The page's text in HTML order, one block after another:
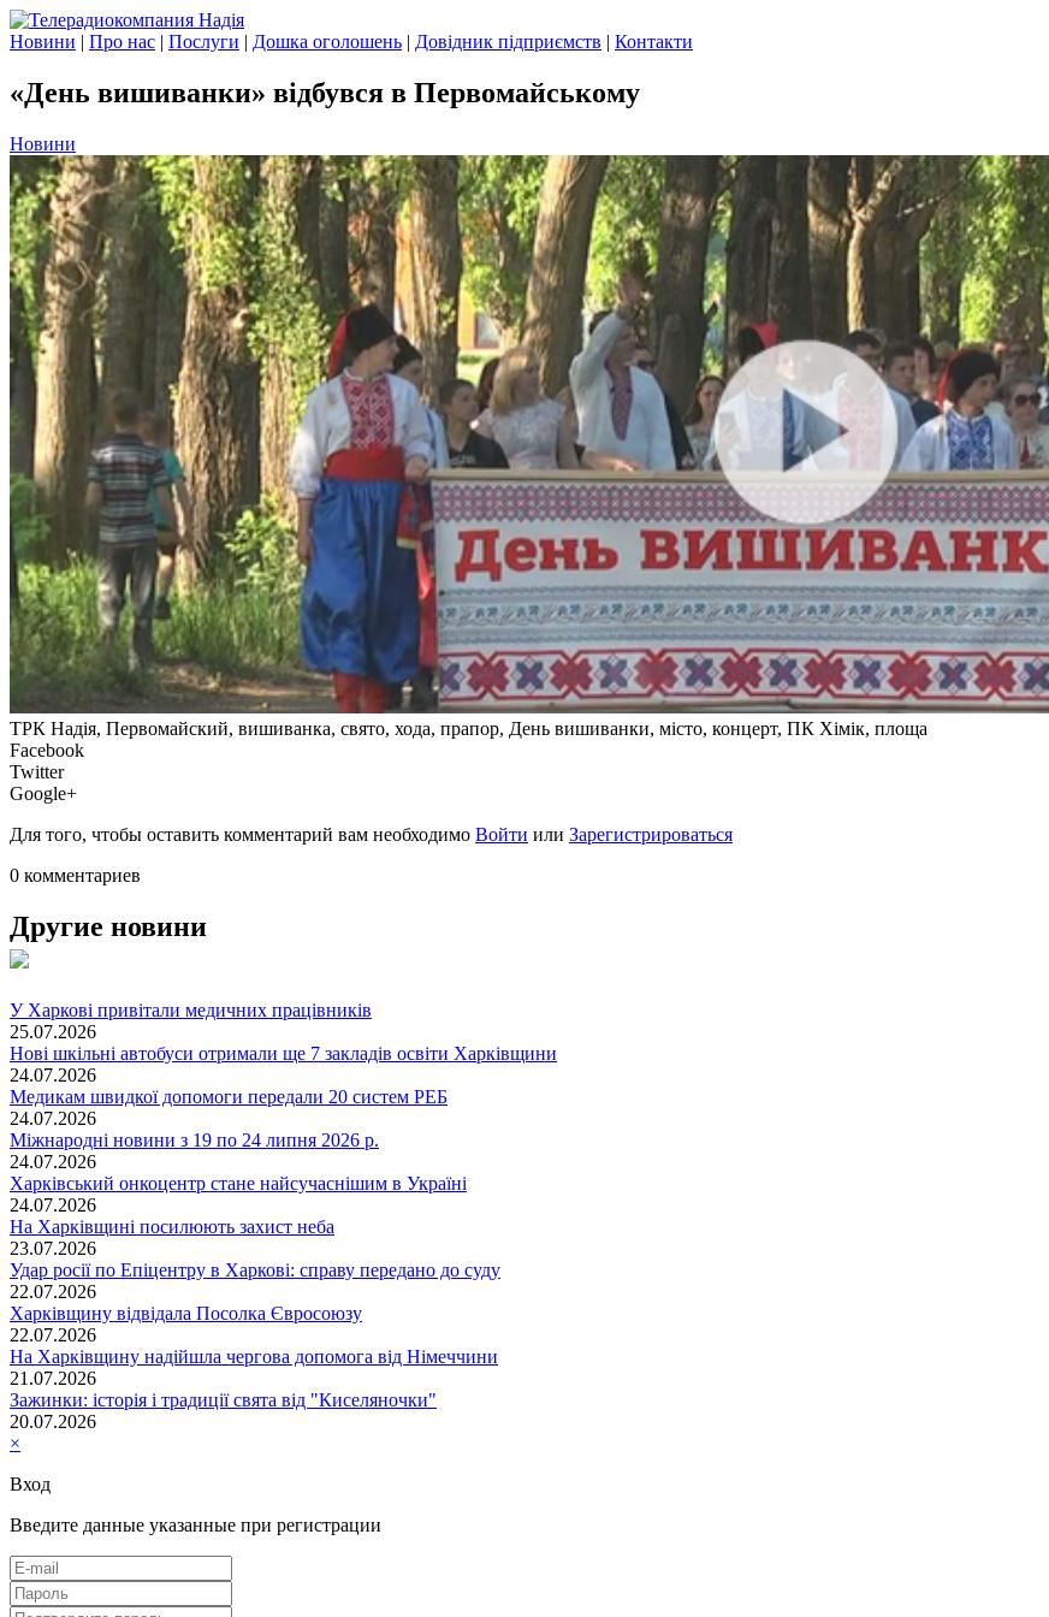
Новини | Про нас | Послуги | Дошка оголошень | Довідник підприємств | Контакти
«День вишиванки» відбувся в Первомайському
Новини
ТРК Надія, Первомайский, вишиванка, свято, хода, прапор, День вишиванки, місто, концерт, ПК Хімік, площа
Facebook
Twitter
Google+
Для того, чтобы оставить комментарий вам необходимо Войти или Зарегистрироваться
0 комментариев
Другие новини
У Харкові привітали медичних працівників
25.07.2026
Нові шкільні автобуси отримали ще 7 закладів освіти Харківщини
24.07.2026
Медикам швидкої допомоги передали 20 систем РЕБ
24.07.2026
Міжнародні новини з 19 по 24 липня 2026 р.
24.07.2026
Харківський онкоцентр стане найсучаснішим в Україні
24.07.2026
На Харківщині посилюють захист неба
23.07.2026
Удар росії по Епіцентру в Харкові: справу передано до суду
22.07.2026
Харківщину відвідала Посолка Євросоюзу
22.07.2026
На Харківщину надійшла чергова допомога від Німеччини
21.07.2026
Зажинки: історія і традиції свята від "Киселяночки"
20.07.2026
×
Вход
Введите данные указанные при регистрации